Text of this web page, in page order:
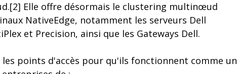
Elle offre désormais le clustering multinœud
NativeEdge, notamment les serveurs Dell
et Precision, ainsi que les Gateways Dell.
points d'accès pour qu'ils fonctionnent comme un